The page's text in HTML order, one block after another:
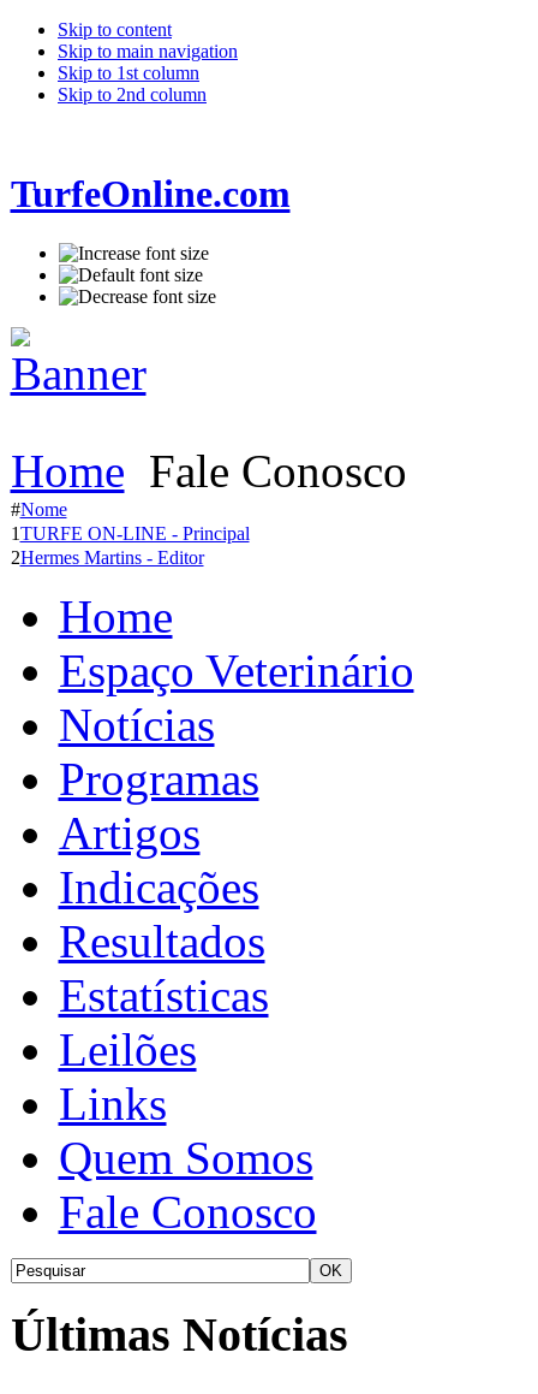
Skip to content
Skip to main navigation
Skip to 1st column
Skip to 2nd column
TurfeOnline.com
Home Fale Conosco
#Nome
1TURFE ON-LINE - Principal
2Hermes Martins - Editor
Home
Espaço Veterinário
Notícias
Programas
Artigos
Indicações
Resultados
Estatísticas
Leilões
Links
Quem Somos
Fale Conosco
Últimas Notícias